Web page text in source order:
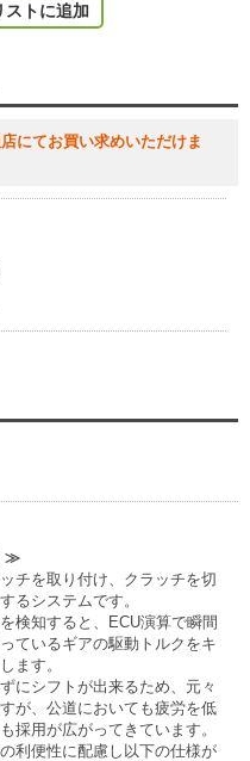
ストに追加
にてお買い求めいただけま
≫
チを取り付け、クラッチを切
るシステムです。
検知すると、ECU演算で瞬間
ているギアの駆動トルクをキ
ます。
にシフトが出来るため、元々
が、公道においても疲労を低
採用が広がってきています。
利便性に配慮し以下の仕様が